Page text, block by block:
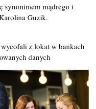
synonimem mądrego i
Guzik.
z lokat w bankach
danych